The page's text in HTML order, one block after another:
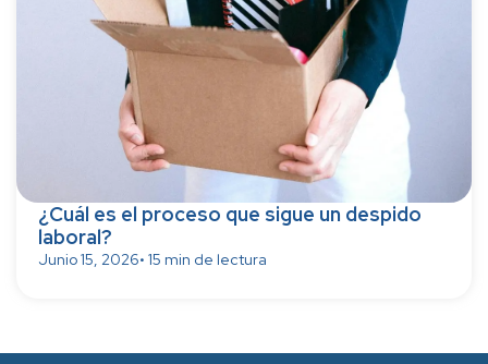
¿Cuál es el proceso que sigue un despido
laboral?
Junio 15, 2026• 15 min de lectura